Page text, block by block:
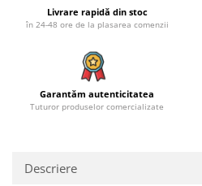
Livrare rapidă din stoc
în 24-48 ore de la plasarea comenzii
Garantăm autenticitatea
Tuturor produselor comercializate
Descriere